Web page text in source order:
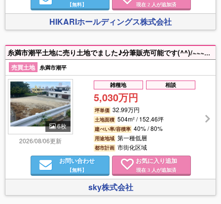
【無料】 現在 2 人が追加済
HIKARIホールディングス株式会社
糸満市潮平土地に売り土地でました♪分筆販売可能です(^^)/~~~ご兄弟や2世帯住宅用での購入もおすすめです！！お問合せお待ちしております！
売買土地
糸満市潮平
6枚
2026/08/06更新
雑種地 相談
5,030万円
坪単価 32.99万円
土地面積 504m² / 152.46坪
建ぺい率/容積率 40% / 80%
用途地域 第一種低層
都市計画 市街化区域
お問い合わせ
【無料】
お気に入り追加
現在 3 人が追加済
sky株式会社